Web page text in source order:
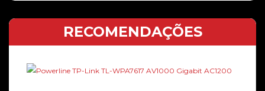
RECOMENDAÇÕES